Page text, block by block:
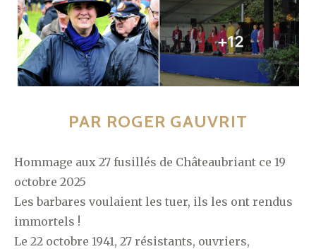
PAR ROGER GAUVRIT
Hommage aux 27 fusillés de Châteaubriant ce 19
octobre 2025
Les barbares voulaient les tuer, ils les ont rendus
immortels !
Le 22 octobre 1941, 27 résistants, ouvriers,